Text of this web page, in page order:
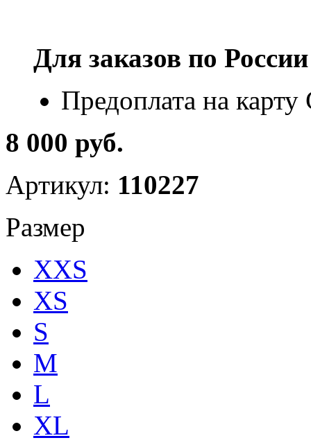
Для заказов по
Предоплата на
8 000 руб.
Артикул: 110227
Размер
XXS
XS
S
M
L
XL